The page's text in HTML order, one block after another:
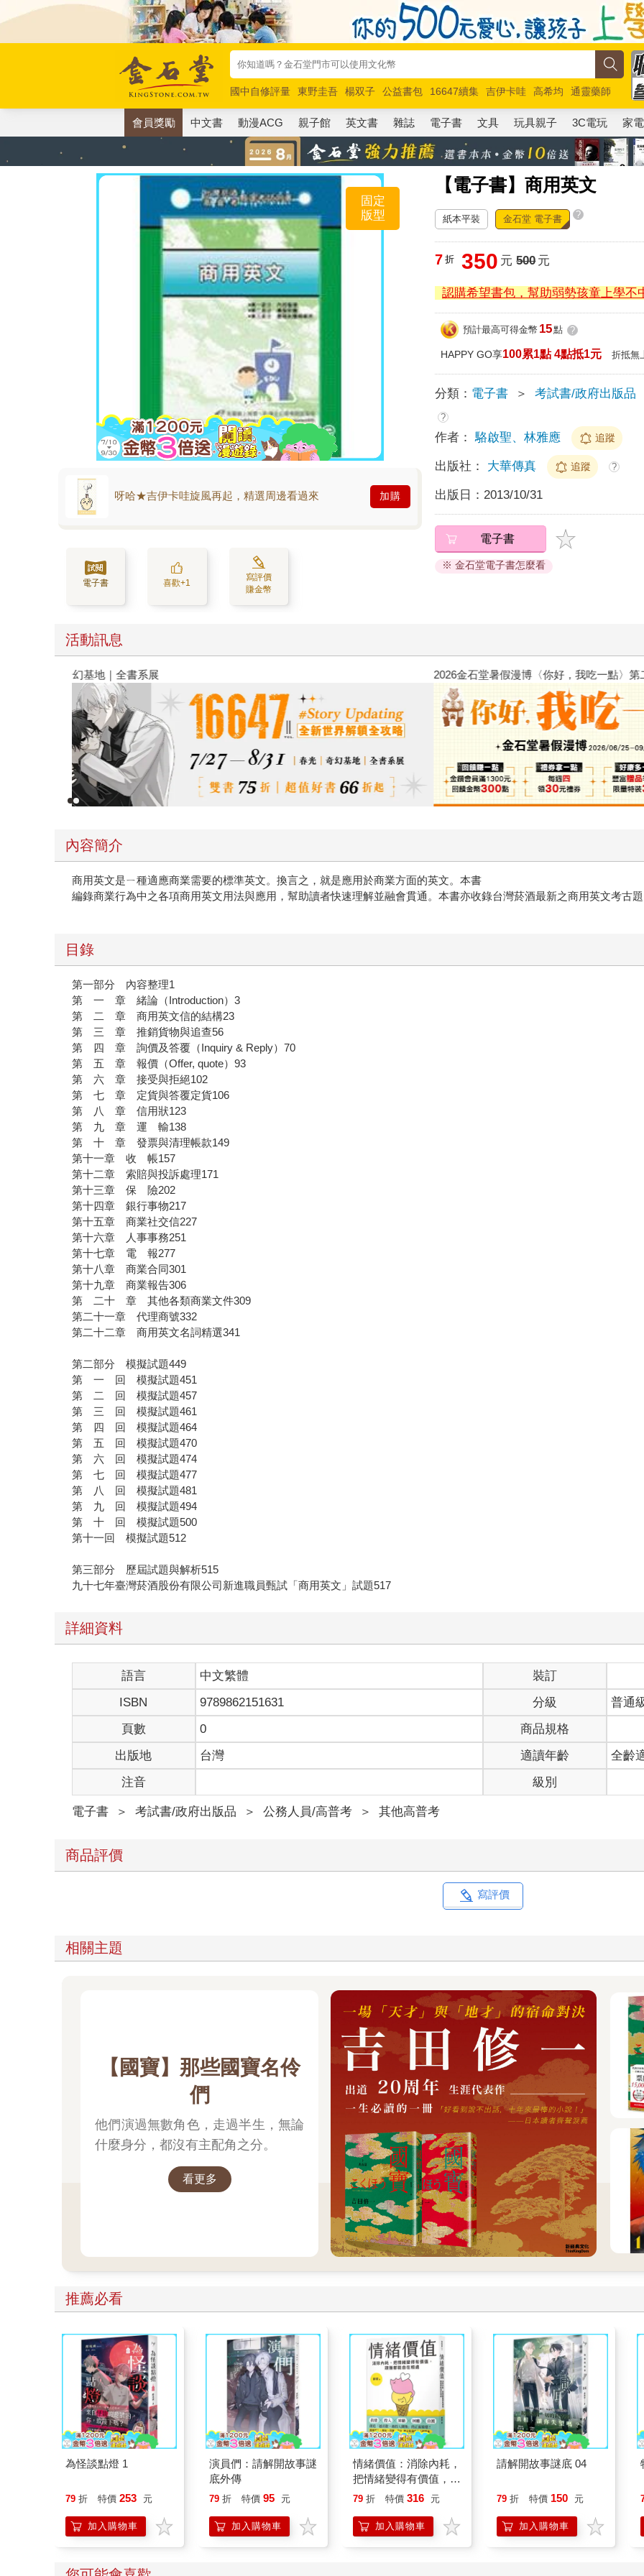
國中自修評量 東野圭吾 楊双子 公益書包 16647續集 吉伊卡哇 高希均
通靈藥師
唯紅花綻放
奧德賽 路邊攤新作 馬斯克 玩具總動員5 超慢跑
會員獎勵 中文書 動漫ACG 親子館 英文書 雜誌 電子書 文具 玩具親子 3C電玩 家電
【電子書】商用英文
固定
版型
呀哈★吉伊卡哇旋風再起，精選周邊看過來 加購
電子書 喜歡+1
寫評價
賺金幣
紙本平裝 金石堂 電子書 ?
7 折 350 元 500元
認購希望書包，幫助弱勢孩童上學不
預計最高可得金幣 15點 ?
HAPPY GO享100累1點 4點抵1元 折抵無
分類： 電子書 ＞ 考試書/政府出版品
?
作者： 駱啟聖、林雅應 追蹤
出版社： 大華傳真 追蹤 ?
出版日： 2013/10/31
電子書
※ 金石堂電子書怎麼看
活動訊息
春光ｘ奇幻基地｜全書系展 2026金石堂暑假漫博〈你好，我
內容簡介
商用英文是ㄧ種適應商業需要的標準英文。換言之，就是應用於商業方面的英文。本書
編錄商業行為中之各項商用英文用法與應用，幫助讀者快速理解並融會貫通。本書亦收錄台灣菸酒最新之商用英文考古
目錄
第一部分 內容整理1
第 一 章 緒論（Introduction）3
第 二 章 商用英文信的結構23
第 三 章 推銷貨物與追查56
第 四 章 詢價及答覆（Inquiry & Reply）70
第 五 章 報價（Offer, quote）93
第 六 章 接受與拒絕102
第 七 章 定貨與答覆定貨106
第 八 章 信用狀123
第 九 章 運 輸138
第 十 章 發票與清理帳款149
第十一章 收 帳157
第十二章 索賠與投訴處理171
第十三章 保 險202
第十四章 銀行事物217
第十五章 商業社交信227
第十六章 人事事務251
第十七章 電 報277
第十八章 商業合同301
第十九章 商業報告306
第 二十 章 其他各類商業文件309
第二十一章 代理商號332
第二十二章 商用英文名詞精選341
第二部分 模擬試題449
第 一 回 模擬試題451
第 二 回 模擬試題457
第 三 回 模擬試題461
第 四 回 模擬試題464
第 五 回 模擬試題470
第 六 回 模擬試題474
第 七 回 模擬試題477
第 八 回 模擬試題481
第 九 回 模擬試題494
第 十 回 模擬試題500
第十一回 模擬試題512
第三部分 歷屆試題與解析515
九十七年臺灣菸酒股份有限公司新進職員甄試「商用英文」試題517
詳細資料
語言 中文繁體
裝訂
ISBN
9789862151631 分級
普通
頁數
0
商品規格
出版地
台灣 適讀年齡
全齡
注音
級別
電子書 ＞ 考試書/政府出版品 ＞ 公務人員/高普考 ＞ 其他高普考
商品評價
寫評價
相關主題
【國寶】那些國寶名伶
們
他們演過無數角色，走過半生，無論
什麼身分，都沒有主配角之分。
看更多
推薦必看
為怪談點燈 1
79 折 特價 253 元
加入購物車
演員們：請解開故事謎
底外傳
79 折 特價 95 元
加入購物車
情緒價值：消除內耗，
把情緒變得有價值，跟
誰都能自在相處
79 折 特價 316 元
加入購物車
請解開故事謎底 04
79 折 特價 150 元
加入購物車